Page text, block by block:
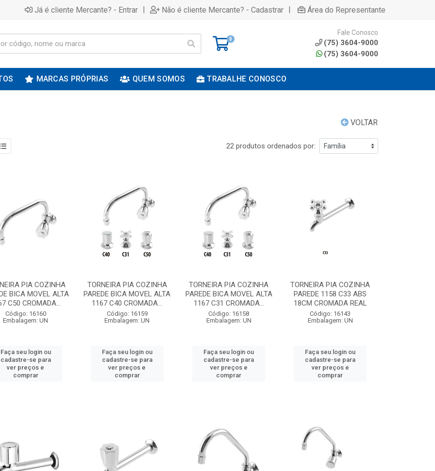
Já é cliente Mercante? - Entrar | Não é cliente Mercante? - Cadastrar | Área do Representante
0
Fale Conosco
(75) 3604-9000
(75) 3604-9000
MARCAS PRÓPRIAS QUEM SOMOS TRABALHE CONOSCO
VOLTAR
22 produtos ordenados por:
PIA COZINHA
BICA MOVEL ALTA
C50 CROMADA...
Código: 16160
Embalagem: UN
Faça seu login ou
cadastre-se para
ver preços e
comprar
TORNEIRA PIA COZINHA
PAREDE BICA MOVEL ALTA
1167 C40 CROMADA...
Código: 16159
Embalagem: UN
Faça seu login ou
cadastre-se para
ver preços e
comprar
TORNEIRA PIA COZINHA
PAREDE BICA MOVEL ALTA
1167 C31 CROMADA...
Código: 16158
Embalagem: UN
Faça seu login ou
cadastre-se para
ver preços e
comprar
TORNEIRA PIA COZINHA
PAREDE 1158 C33 ABS
18CM CROMADA REAL
Código: 16143
Embalagem: UN
Faça seu login ou
cadastre-se para
ver preços e
comprar